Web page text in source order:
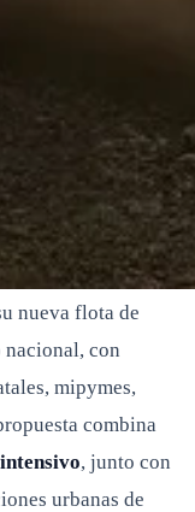
nueva flota de
nacional, con
mipymes,
combina
, junto con
urbanas de